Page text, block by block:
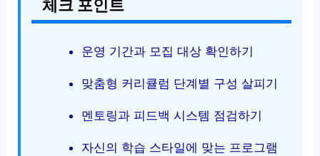
체크 포인트
운영 기간과 모집 대상 확인하기
맞춤형 커리큘럼 단계별 구성 살피기
멘토링과 피드백 시스템 점검하기
자신의 학습 스타일에 맞는 프로그램